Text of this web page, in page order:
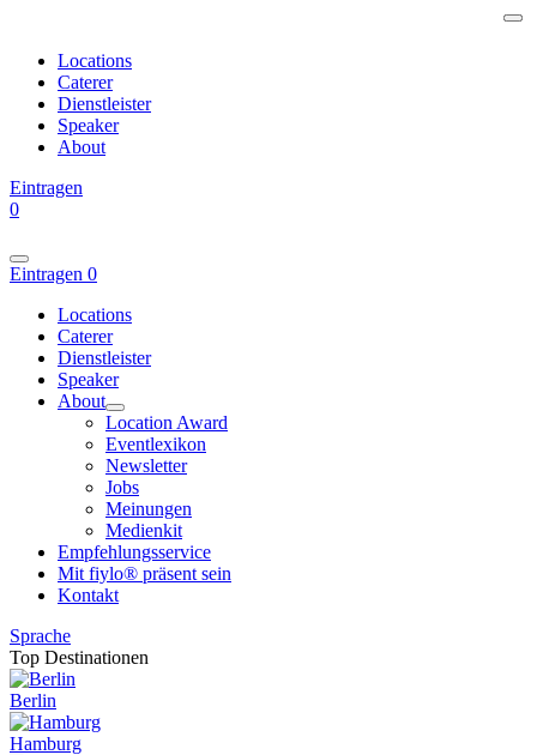
Locations
Caterer
Dienstleister
Speaker
About
Eintragen
0
Eintragen 0
Locations
Caterer
Dienstleister
Speaker
About
Location Award
Eventlexikon
Newsletter
Jobs
Meinungen
Medienkit
Empfehlungsservice
Mit fiylo® präsent sein
Kontakt
Sprache
Top Destinationen
Berlin
Hamburg